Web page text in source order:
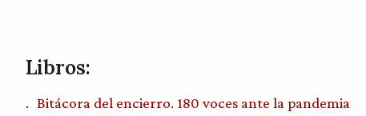
Libros:
Bitácora del encierro. 180 voces ante la pandemia